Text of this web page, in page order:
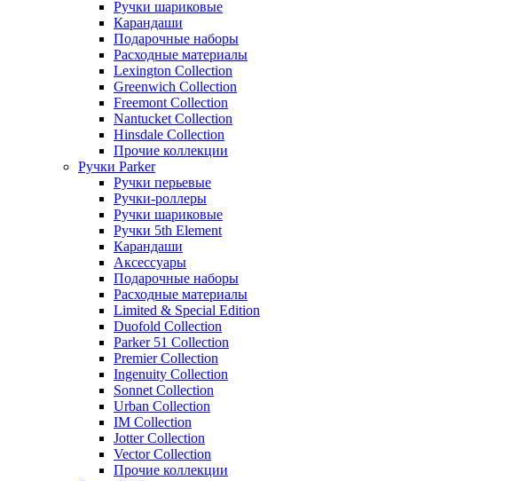
Ручки шариковые
Карандаши
Подарочные наборы
Расходные материалы
Lexington Collection
Greenwich Collection
Freemont Collection
Nantucket Collection
Hinsdale Collection
Прочие коллекции
Ручки Parker
Ручки перьевые
Ручки-роллеры
Ручки шариковые
Ручки 5th Element
Карандаши
Аксессуары
Подарочные наборы
Расходные материалы
Limited & Special Edition
Duofold Collection
Parker 51 Collection
Premier Collection
Ingenuity Collection
Sonnet Collection
Urban Collection
IM Collection
Jotter Collection
Vector Collection
Прочие коллекции